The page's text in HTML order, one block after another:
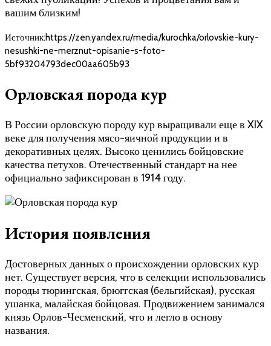
вашим близким!
Источник:https://zen.yandex.ru/media/kurochka/orlovskie-kury-
nesushki-ne-merznut-opisanie-s-foto-
5bf93204793dec00aa605b93
Орловская порода кур
В России орловскую породу кур выращивали еще в XIX
веке для получения мясо-яичной продукции и в
декоративных целях. Высоко ценились бойцовские
качества петухов. Отечественный стандарт на нее
официально зафиксирован в 1914 году.
История появления
Достоверных данных о происхождении орловских кур
нет. Существует версия, что в селекции использовались
породы тюрингская, брюггская (бельгийская), русская
ушанка, малайская бойцовая. Продвижением занимался
князь Орлов-Чесменский, что и легло в основу
названия.